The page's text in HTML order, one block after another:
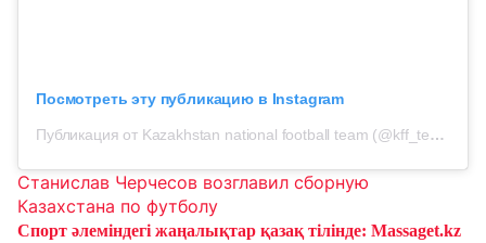
Посмотреть эту публикацию в Instagram
Публикация от Kazakhstan national football team (@kff_team)
Станислав Черчесов возглавил сборную
Казахстана по футболу
Спорт әлеміндегі жаңалықтар қазақ тілінде: Massaget.kz